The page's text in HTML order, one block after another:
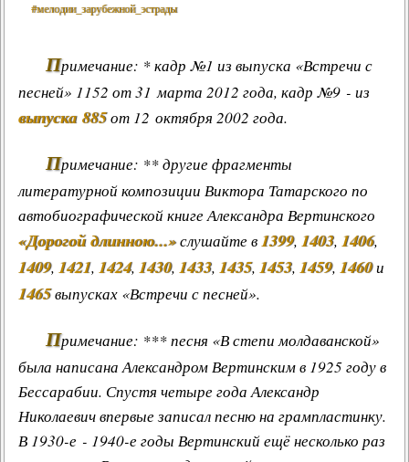
#мелодии_зарубежной_эстрады
Примечание: * кадр №1 из выпуска «Встречи с
песней» 1152 от 31 марта 2012 года, кадр №9 - из
выпуска 885от 12 октября 2002 года.
Примечание: ** другие фрагменты
литературной композиции Виктора Татарского по
автобиографической книге Александра Вертинского
«Дорогой длинною...»слушайте в1399, 1403, 1406,
1409, 1421, 1424, 1430, 1433, 1435, 1453, 1459, 1460и
1465выпусках «Встречи с песней».
Примечание: *** песня «В степи молдаванской»
была написана Александром Вертинским в 1925 году в
Бессарабии. Спустя четыре года Александр
Николаевич впервые записал песню на грампластинку.
В 1930-е - 1940-е годы Вертинский ещё несколько раз